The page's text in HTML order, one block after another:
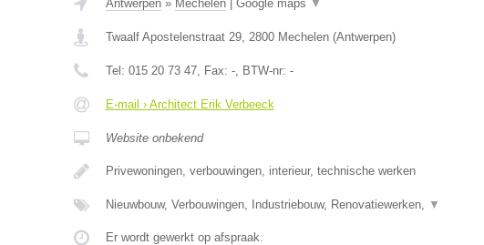
Antwerpen» Mechelen| Google maps ▼
Twaalf Apostelenstraat 29, 2800 Mechelen(Antwerpen)
Tel: 015 20 73 47, Fax: -, BTW-nr: -
E-mail › Architect Erik Verbeeck
Website onbekend
Privewoningen, verbouwingen, interieur, technische werken
Nieuwbouw, Verbouwingen, Industriebouw, Renovatiewerken, ▼
Er wordt gewerkt op afspraak.